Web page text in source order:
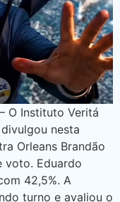
O Instituto Veritá
nesta
Orleans Brandão
voto. Eduardo
42,5%. A
turno e avaliou o